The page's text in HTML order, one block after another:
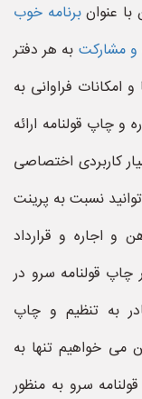
با عنوانبرنامه خوب
و مشارکت به هر دفتر
امکانات فراوانی به
چاپ قولنامه ارائه
کاربردی اختصاصی
نسبت به پرینت
و اجاره و قرارداد
چاپ قولنامه سرو در
به تنظیم و چاپ
می خواهیم تنها به
سرو به منظور